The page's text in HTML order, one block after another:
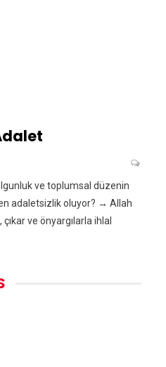
ve toplumsal düzenin
adaletsizlik oluyor? → Allah
ve önyargılarla ihlal